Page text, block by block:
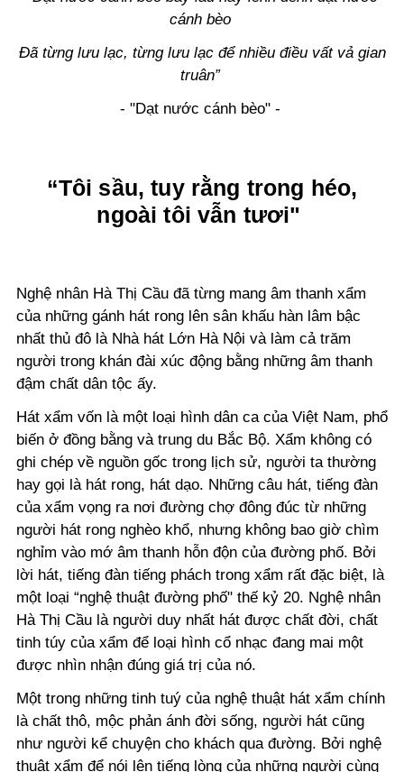
cánh bèo
Đã từng lưu lạc, từng lưu lạc để nhiều điều vất vả gian
truân”
- "Dạt nước cánh bèo" -
“Tôi sầu, tuy rằng trong héo,
ngoài tôi vẫn tươi"
Nghệ nhân Hà Thị Cầu đã từng mang âm thanh xẩm
của những gánh hát rong lên sân khấu hàn lâm bậc
nhất thủ đô là Nhà hát Lớn Hà Nội và làm cả trăm
người trong khán đài xúc động bằng những âm thanh
đậm chất dân tộc ấy.
Hát xẩm vốn là một loại hình dân ca của Việt Nam, phổ
biến ở đồng bằng và trung du Bắc Bộ. Xẩm không có
ghi chép về nguồn gốc trong lịch sử, người ta thường
hay gọi là hát rong, hát dạo. Những câu hát, tiếng đàn
của xẩm vọng ra nơi đường chợ đông đúc từ những
người hát rong nghèo khổ, nhưng không bao giờ chìm
nghỉm vào mớ âm thanh hỗn độn của đường phố. Bởi
lời hát, tiếng đàn tiếng phách trong xẩm rất đặc biệt, là
một loại “nghệ thuật đường phố" thế kỷ 20. Nghệ nhân
Hà Thị Cầu là người duy nhất hát được chất đời, chất
tinh túy của xẩm để loại hình cổ nhạc đang mai một
được nhìn nhận đúng giá trị của nó.
Một trong những tinh tuý của nghệ thuật hát xẩm chính
là chất thô, mộc phản ánh đời sống, người hát cũng
như người kể chuyện cho khách qua đường. Bởi nghệ
thuật xẩm để nói lên tiếng lòng của những người cùng